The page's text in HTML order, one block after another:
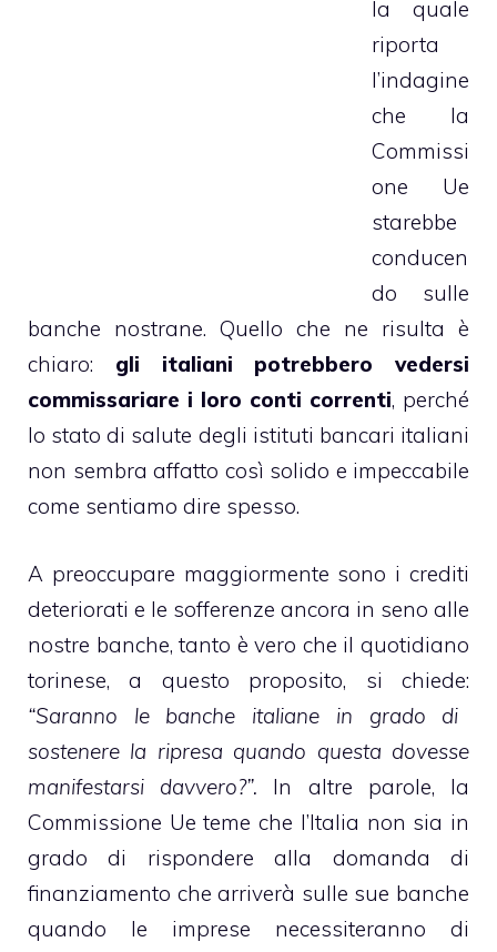
la quale
riporta
l’indagine
che la
Commissi
one Ue
starebbe
conducen
do sulle
banche nostrane. Quello che ne risulta è
chiaro: gli italiani potrebbero vedersi
commissariare i loro conti correnti, perché
lo stato di salute degli istituti bancari italiani
non sembra affatto così solido e impeccabile
come sentiamo dire spesso.
A preoccupare maggiormente sono i crediti
deteriorati e le sofferenze ancora in seno alle
nostre banche, tanto è vero che il quotidiano
torinese, a questo proposito, si chiede:
“Saranno le banche italiane in grado di
sostenere la ripresa quando questa dovesse
manifestarsi davvero?”. In altre parole, la
Commissione Ue teme che l’Italia non sia in
grado di rispondere alla domanda di
finanziamento che arriverà sulle sue banche
quando le imprese necessiteranno di